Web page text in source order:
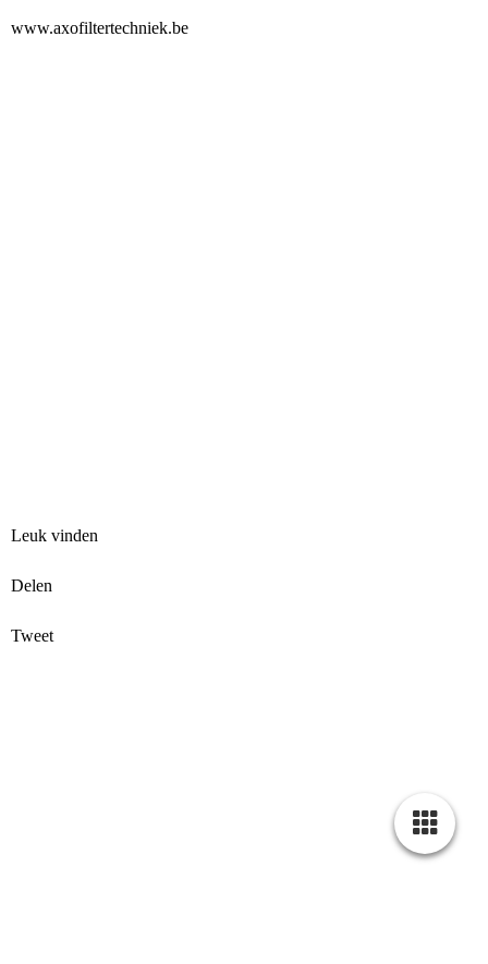
www.axofiltertechniek.be
Leuk vinden
Delen
Tweet